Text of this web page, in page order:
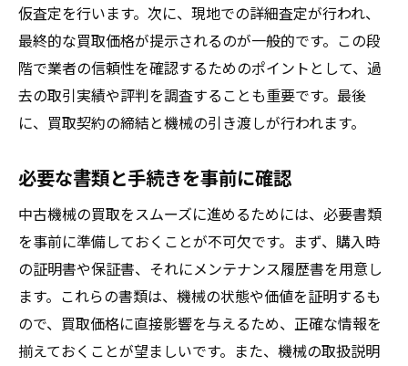
メンテナンス記録の整備とその効果
プロによる点検のメリット
自己メンテナンスでコスト削減
信頼できる買取業者の選び方でトラブルを回避
評判の良い業者の見極め方
過去の取引事例をチェック
顧客サポート体制を評価する方法
現地査定の有無で業者を判断
複数業者との比較検討のすすめ
中古機械市場のトレンドを知って賢く売却
最新の市場動向を把握する
仮査定を行います。次に、現地での詳細査定が行われ、
最終的な買取価格が提示されるのが一般的です。この段
階で業者の信頼性を確認するためのポイントとして、過
去の取引実績や評判を調査することも重要です。最後
に、買取契約の締結と機械の引き渡しが行われます。
必要な書類と手続きを事前に確認
中古機械の買取をスムーズに進めるためには、必要書類
を事前に準備しておくことが不可欠です。まず、購入時
の証明書や保証書、それにメンテナンス履歴書を用意し
ます。これらの書類は、機械の状態や価値を証明するも
ので、買取価格に直接影響を与えるため、正確な情報を
揃えておくことが望ましいです。また、機械の取扱説明